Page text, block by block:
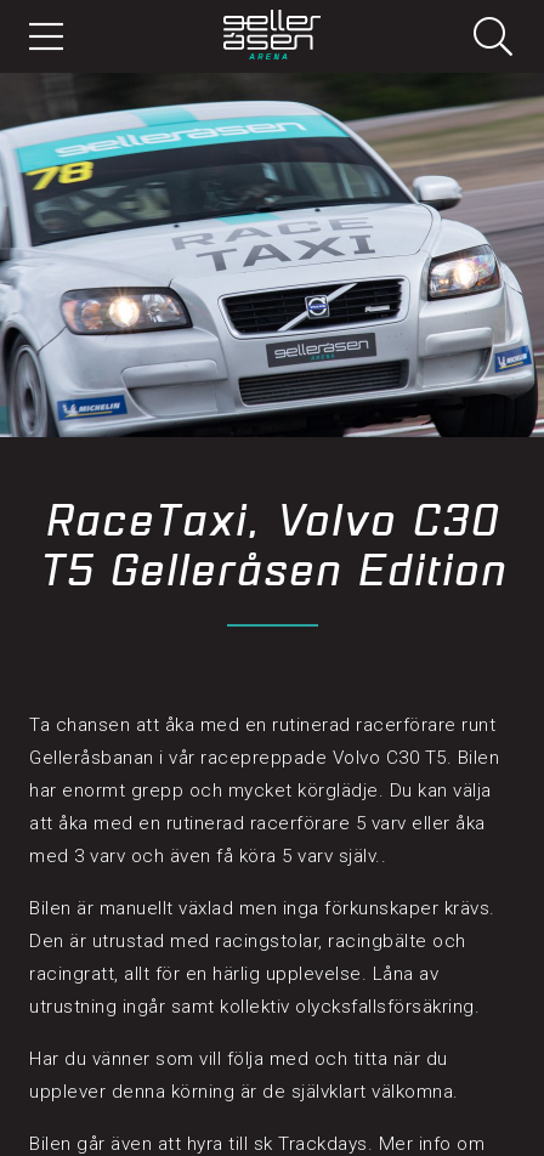
RaceTaxi, Volvo C30
T5 Gelleråsen Edition
Ta chansen att åka med en rutinerad racerförare runt
Gelleråsbanan i vår racepreppade Volvo C30 T5. Bilen
har enormt grepp och mycket körglädje. Du kan välja
att åka med en rutinerad racerförare 5 varv eller åka
med 3 varv och även få köra 5 varv själv..
Bilen är manuellt växlad men inga förkunskaper krävs.
Den är utrustad med racingstolar, racingbälte och
racingratt, allt för en härlig upplevelse. Låna av
utrustning ingår samt kollektiv olycksfallsförsäkring.
Har du vänner som vill följa med och titta när du
upplever denna körning är de självklart välkomna.
Bilen går även att hyra till sk Trackdays. Mer info om